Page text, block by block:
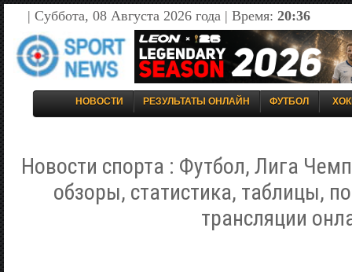
| Суббота, 08 Августа 2026 года | Время: 20:36
НОВОСТИ РЕЗУЛЬТАТЫ ОНЛАЙН ФУТБОЛ
Новости спорта : Футбол, Лига
обзоры, статистика, таблицы,
трансляции